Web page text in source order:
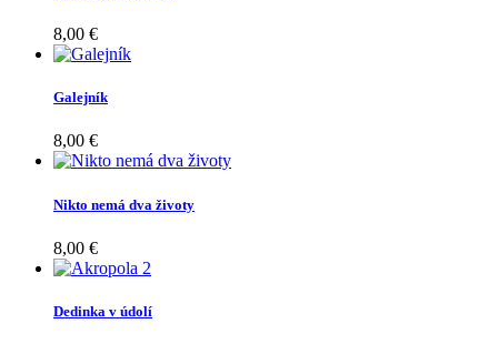
8,00 €
Galejník
8,00 €
Nikto nemá dva životy
8,00 €
Dedinka v údolí